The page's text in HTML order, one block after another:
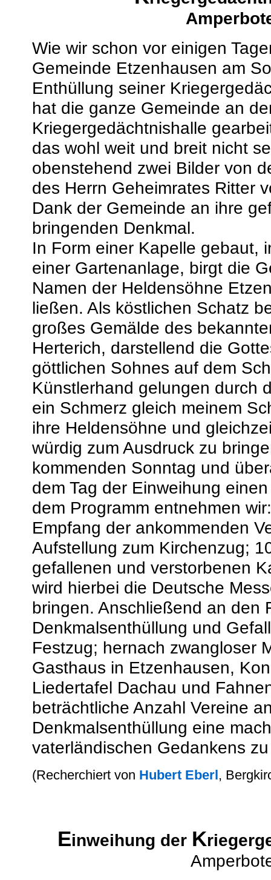
Wie wir schon vor einigen
Gemeinde Etzenhausen am
Enthüllung seiner
hat die ganze Gemeinde an
Kriegergedächtnishalle
das wohl weit und breit nicht
obenstehend zwei Bilder von
des Herrn Geheimrates Ritter
Dank der Gemeinde an ihre
bringenden Denkmal.
In Form einer Kapelle gebaut,
einer Gartenanlage, birgt die
Namen der Heldensöhne
ließen. Als köstlichen Schatz
großes Gemälde des
Herterich, darstellend die
göttlichen Sohnes auf dem
Künstlerhand gelungen durch
ein Schmerz gleich meinem
ihre Heldensöhne und
würdig zum Ausdruck zu
kommenden Sonntag und
dem Tag der Einweihung
dem Programm entnehmen
Empfang der ankommenden
Aufstellung zum Kirchenzug;
gefallenen und verstorbenen
wird hierbei die Deutsche
bringen. Anschließend an den
Denkmalsenthüllung und
Festzug; hernach zwangloser
Gasthaus in Etzenhausen,
Liedertafel Dachau und
beträchtliche Anzahl Vereine
Denkmalsenthüllung eine
vaterländischen Gedankens
(Recherchiert von Hubert Eberl,
Einweihung der K